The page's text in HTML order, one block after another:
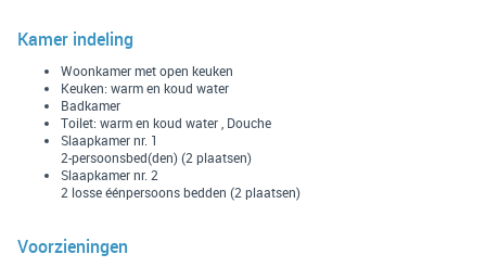
Kamer indeling
Woonkamer met open keuken
Keuken: warm en koud water
Badkamer
Toilet: warm en koud water , Douche
Slaapkamer nr. 1
2-persoonsbed(den) (2 plaatsen)
Slaapkamer nr. 2
2 losse éénpersoons bedden (2 plaatsen)
Voorzieningen